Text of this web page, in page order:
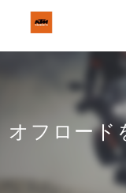
オフロード